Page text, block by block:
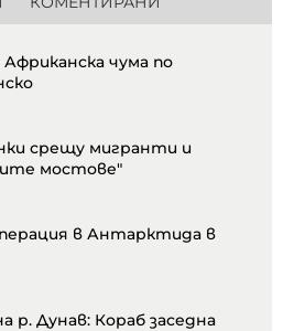
чума по
срещу мигранти и
мостове"
в Антарктида в
р. Дунав: Кораб заседна